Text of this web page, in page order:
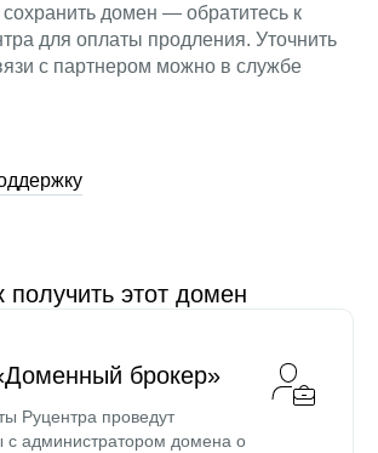
домен — обратитесь к
для оплаты продления. Уточнить
с партнером можно в службе
получить этот домен
брокер»
Руцентра проведут
с администратором домена о